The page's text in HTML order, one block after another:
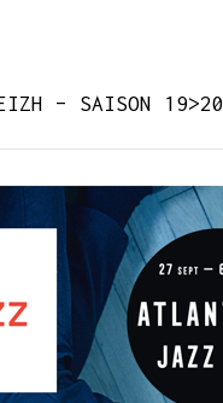
– SAISON 19>20